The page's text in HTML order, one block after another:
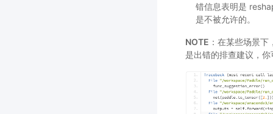
错信息表明是
是不被允许的。
NOTE ：在某些场景
是出错的排查建议，